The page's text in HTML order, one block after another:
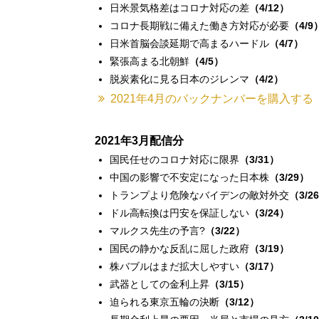
日米景気格差はコロナ対応の差 （4/12）
コロナ長期戦に備えた働き方対応が必要 （4/9
日米首脳会談延期で高まるハードル （4/7）
緊張高まる北朝鮮 （4/5）
脱炭素化に見る日本のジレンマ （4/2）
2021年4月のバックナンバーを購入する
2021年3月配信分
国民任せのコロナ対応に限界 （3/31）
中国の影響で不安定になった日本株 （3/29）
トランプより危険なバイデンの敵対外交 （3/
ドル高転換は円安を保証しない （3/24）
マルクス先生の予言? （3/22）
国民の静かな反乱に屈した政府 （3/19）
株バブルはまだ拡大しやすい （3/17）
武器としての金利上昇 （3/15）
迫られる東京五輪の決断 （3/12）